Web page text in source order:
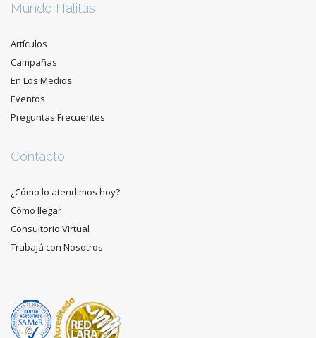
Mundo Halitus
Artículos
Campañas
En Los Medios
Eventos
Preguntas Frecuentes
Contacto
¿Cómo lo atendimos hoy?
Cómo llegar
Consultorio Virtual
Trabajá con Nosotros